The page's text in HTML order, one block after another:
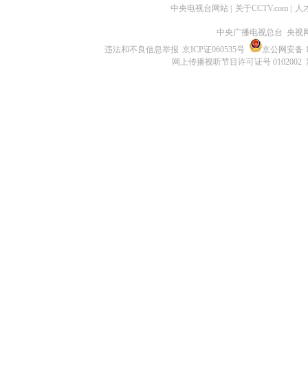
中央电视台网站 关于CCTV.com 人
中央广播电视总台 央视
违法和不良信息举报 京ICP证060535号
京公网安备
网上传播视听节目许可证号 0102002